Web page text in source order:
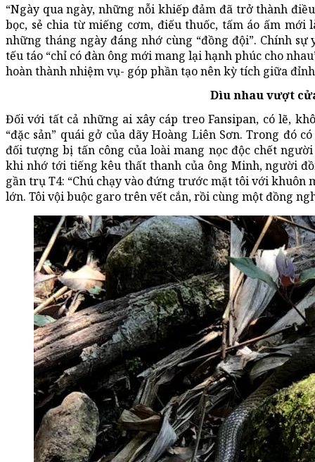
“Ngày qua ngày, những nỗi khiếp đảm đã trở thành
bọc, sẻ chia từ miếng cơm, điếu thuốc, tấm áo ấm mới
những tháng ngày đáng nhớ cùng “đồng đội”. Chính
tếu táo “chỉ có đàn ông mới mang lại hạnh phúc cho
hoàn thành nhiệm vụ- góp phần tạo nên kỳ tích giữa
Dìu nhau vượt
Đối với tất cả những ai xây cáp treo Fansipan, có lẽ,
“đặc sản” quái gở của dãy Hoàng Liên Sơn. Trong đó
đối tượng bị tấn công của loài mang nọc độc chết
khi nhớ tới tiếng kêu thất thanh của ông Minh, người
gần trụ T4: “Chú chạy vào đứng trước mặt tôi với khuôn
lớn. Tôi vội buộc garo trên vết cắn, rồi cùng một đồng